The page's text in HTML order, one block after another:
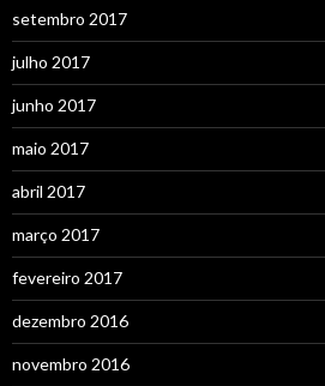
setembro 2017
julho 2017
junho 2017
maio 2017
abril 2017
março 2017
fevereiro 2017
dezembro 2016
novembro 2016